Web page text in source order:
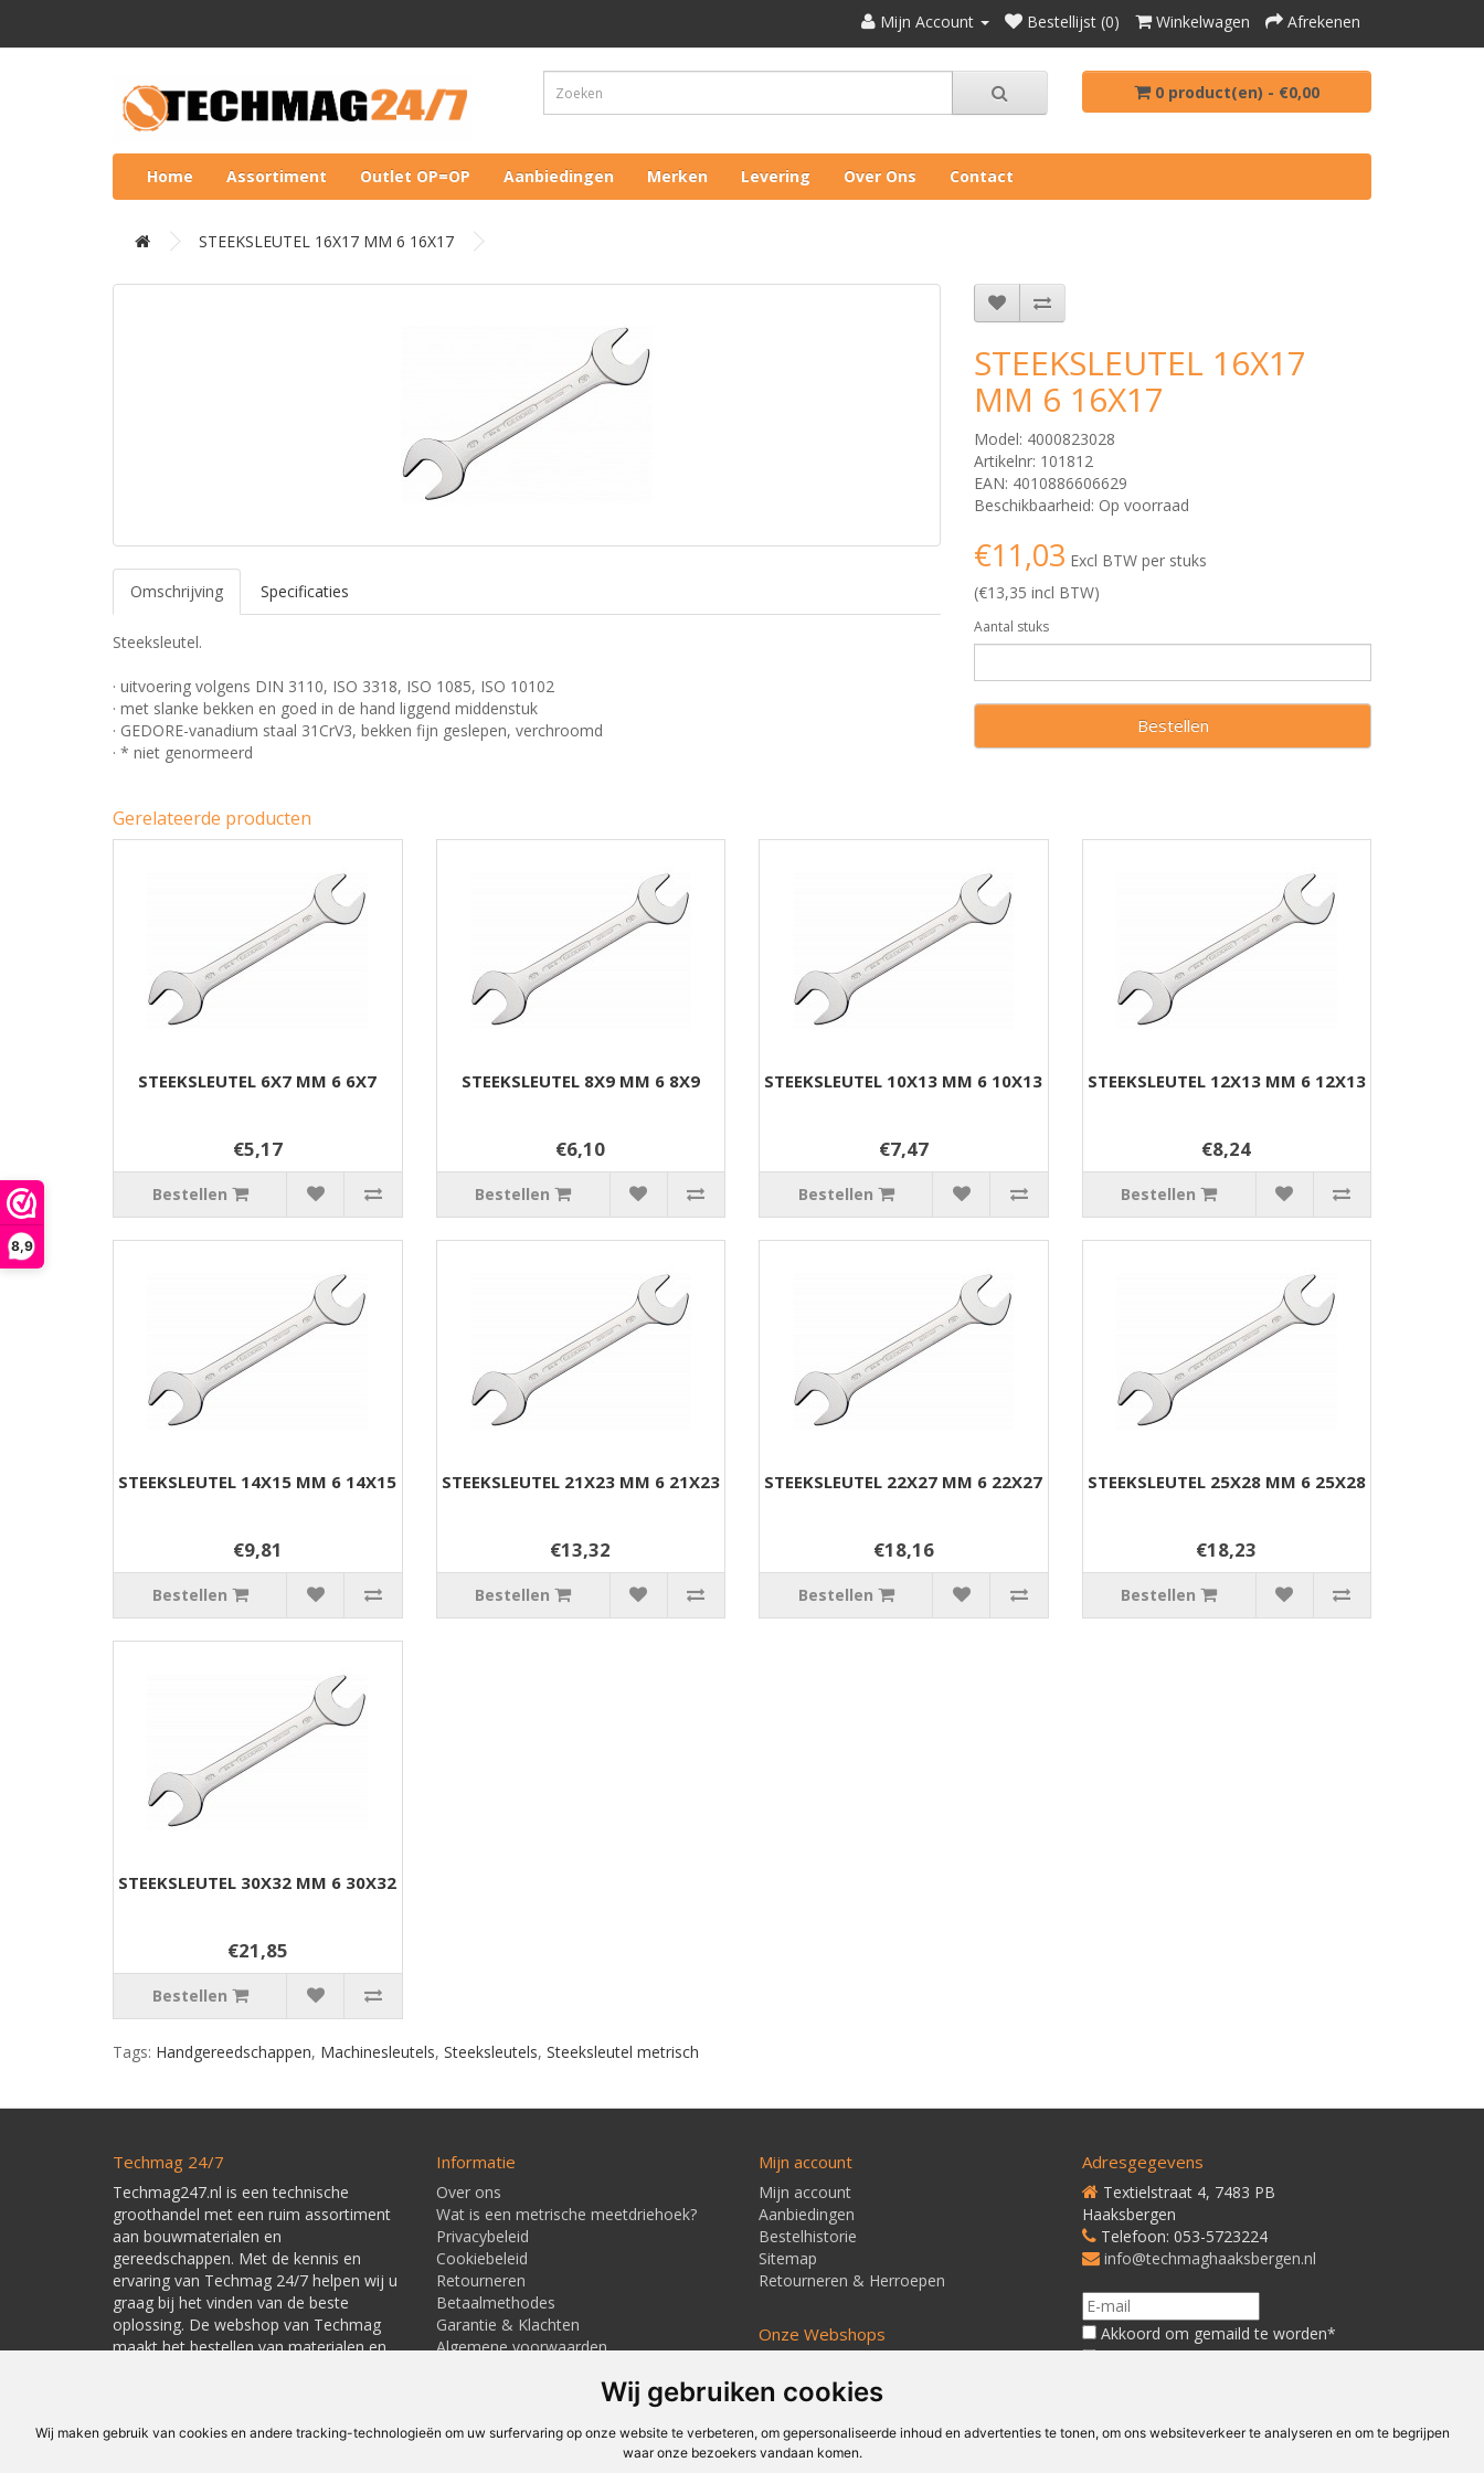
8,9
Wij gebruiken cookies
Wij maken gebruik van cookies en andere tracking-technologieën om uw surfervaring op onze website te verbeteren, om gepersonaliseerde inhoud en advertenties te tonen, om ons websiteverkeer te analyseren en om te begrijpen
waar onze bezoekers vandaan komen.
Mijn Account Bestellijst (0) Winkelwagen Afrekenen
0 product(en) - €0,00
Home Assortiment Outlet OP=OP Aanbiedingen Merken Levering Over Ons Contact
STEEKSLEUTEL 16X17 MM 6 16X17
Omschrijving Specificaties
Steeksleutel.
· uitvoering volgens DIN 3110, ISO 3318, ISO 1085, ISO 10102
· met slanke bekken en goed in de hand liggend middenstuk
· GEDORE-vanadium staal 31CrV3, bekken fijn geslepen, verchroomd
· * niet genormeerd
STEEKSLEUTEL 16X17
MM 6 16X17
Model: 4000823028
Artikelnr: 101812
EAN: 4010886606629
Beschikbaarheid: Op voorraad
€11,03 Excl BTW per stuks
(€13,35 incl BTW)
Aantal stuks
Bestellen
Gerelateerde producten
STEEKSLEUTEL 6X7 MM 6 6X7
€5,17
Bestellen
STEEKSLEUTEL 8X9 MM 6 8X9
€6,10
Bestellen
STEEKSLEUTEL 10X13 MM 6 10X13
€7,47
Bestellen
STEEKSLEUTEL 12X13 MM 6 12X13
€8,24
Bestellen
STEEKSLEUTEL 14X15 MM 6 14X15
€9,81
Bestellen
STEEKSLEUTEL 21X23 MM 6 21X23
€13,32
Bestellen
STEEKSLEUTEL 22X27 MM 6 22X27
€18,16
Bestellen
STEEKSLEUTEL 25X28 MM 6 25X28
€18,23
Bestellen
STEEKSLEUTEL 30X32 MM 6 30X32
€21,85
Bestellen
Tags: Handgereedschappen, Machinesleutels, Steeksleutels, Steeksleutel metrisch
Techmag 24/7
Techmag247.nl is een technische
groothandel met een ruim assortiment
aan bouwmaterialen en
gereedschappen. Met de kennis en
ervaring van Techmag 24/7 helpen wij u
graag bij het vinden van de beste
oplossing. De webshop van Techmag
maakt het bestellen van materialen en
Informatie
Over ons
Wat is een metrische meetdriehoek?
Privacybeleid
Cookiebeleid
Retourneren
Betaalmethodes
Garantie & Klachten
Algemene voorwaarden
Mijn account
Mijn account
Aanbiedingen
Bestelhistorie
Sitemap
Retourneren & Herroepen
Onze Webshops
Techmagshop.nl
DEvuurwerkhandel.nl
Vuurwerkstaffel.nl
Adresgegevens
Textielstraat 4, 7483 PB
Haaksbergen
Telefoon: 053-5723224
info@techmaghaaksbergen.nl
Akkoord om gemaild te worden*
Akkoord met onsPrivacybeleid*